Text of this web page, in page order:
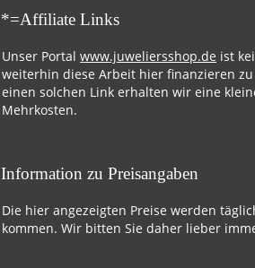
*=Affiliate Links
Unser Portal www.juweliersshop.de ist
weiterhin diese Arbeit hier finanzieren
einen solchen Link erhalten wir eine
Mehrkosten.
Information zu Preisangaben
Die hier angezeigten Preise werden
kommen. Wir bitten Sie daher lieber